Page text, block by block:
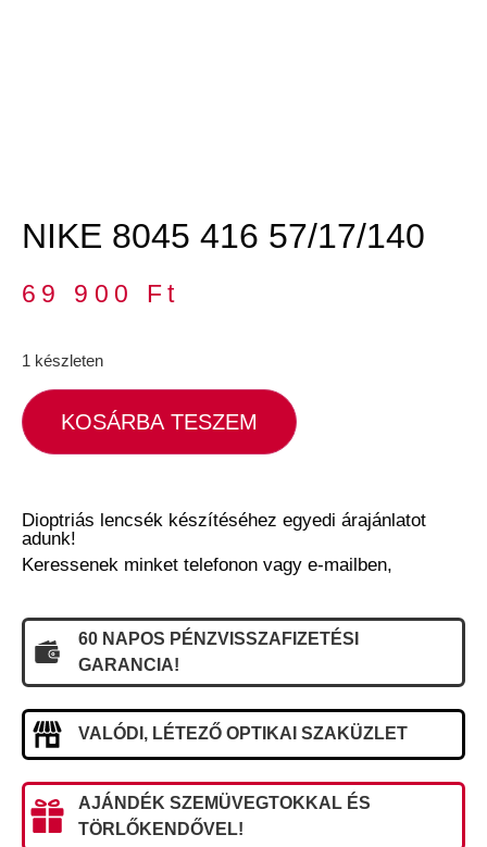
NIKE 8045 416 57/17/140
69 900 Ft
1 készleten
KOSÁRBA TESZEM
Dioptriás lencsék készítéséhez egyedi árajánlatot
adunk!
Keressenek minket telefonon vagy e-mailben,
60 NAPOS PÉNZVISSZAFIZETÉSI
GARANCIA!
VALÓDI, LÉTEZŐ OPTIKAI SZAKÜZLET
AJÁNDÉK SZEMÜVEGTOKKAL ÉS
TÖRLŐKENDŐVEL!